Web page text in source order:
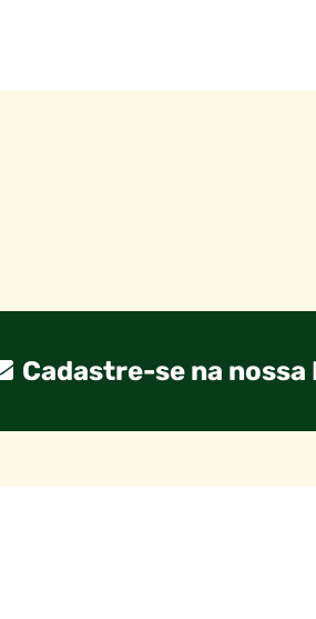
Cadastre-se na